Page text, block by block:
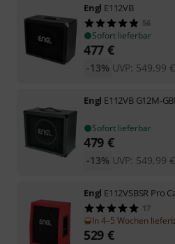
Engl E112VB
56
Sofort lieferbar
477 €
UVP: 549,99 €
-13%
Engl E112VB G12M-
Sofort lieferbar
479 €
UVP: 549,99 €
-13%
Engl E112VSBSR Pro
17
In 4–5 Wochen
529 €